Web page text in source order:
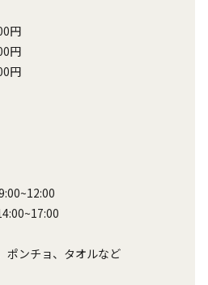
円
円
円
ポンチョ、タオルなど